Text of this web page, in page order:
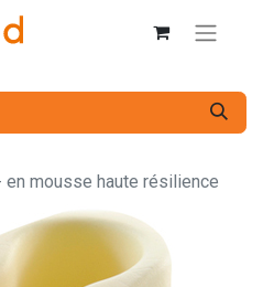
en mousse haute résilience